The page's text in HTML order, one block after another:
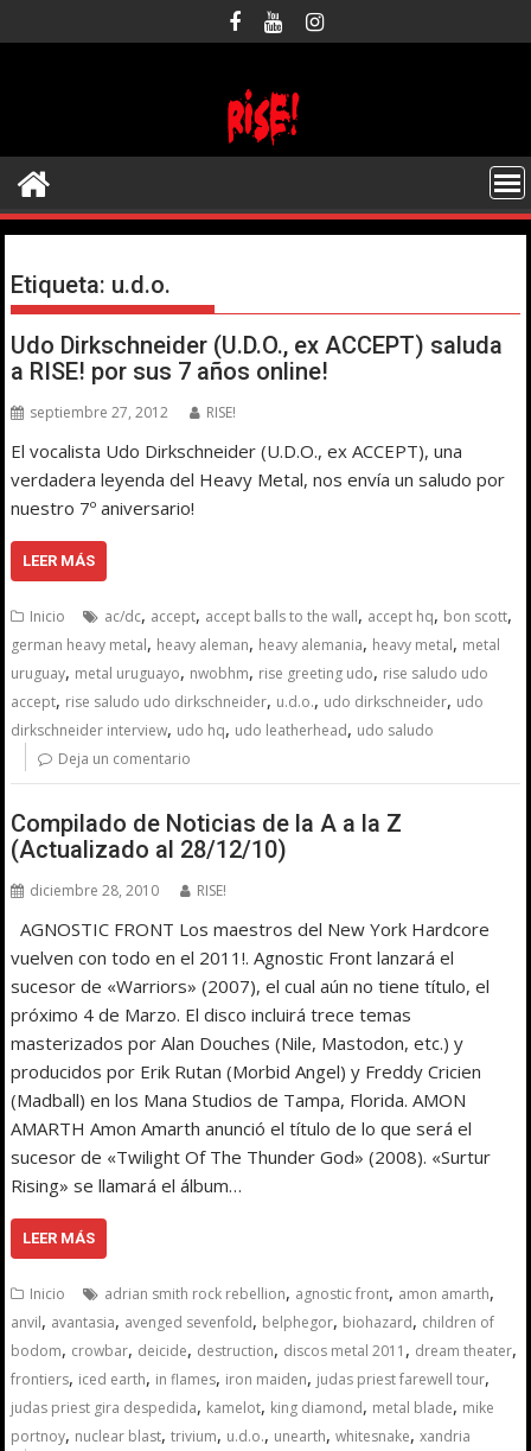
al
Etiqueta: u.d.o.
Udo Dirkschneider (U.D.O., ex ACCEPT) saluda
a RISE! por sus 7 años online!
septiembre 27, 2012 RISE!
El vocalista Udo Dirkschneider (U.D.O., ex ACCEPT), una
verdadera leyenda del Heavy Metal, nos envía un saludo por
nuestro 7º aniversario!
LEER MÁS
Inicio ac/dc, accept, accept balls to the wall, accept hq, bon scott,
german heavy metal, heavy aleman, heavy alemania, heavy metal, metal
uruguay, metal uruguayo, nwobhm, rise greeting udo, rise saludo udo
accept, rise saludo udo dirkschneider, u.d.o., udo dirkschneider, udo
dirkschneider interview, udo hq, udo leatherhead, udo saludo
Deja un comentario
Compilado de Noticias de la A a la Z
(Actualizado al 28/12/10)
diciembre 28, 2010 RISE!
AGNOSTIC FRONT Los maestros del New York Hardcore
vuelven con todo en el 2011!. Agnostic Front lanzará el
sucesor de «Warriors» (2007), el cual aún no tiene título, el
próximo 4 de Marzo. El disco incluirá trece temas
masterizados por Alan Douches (Nile, Mastodon, etc.) y
producidos por Erik Rutan (Morbid Angel) y Freddy Cricien
(Madball) en los Mana Studios de Tampa, Florida. AMON
AMARTH Amon Amarth anunció el título de lo que será el
sucesor de «Twilight Of The Thunder God» (2008). «Surtur
Rising» se llamará el álbum…
LEER MÁS
Inicio adrian smith rock rebellion, agnostic front, amon amarth,
anvil, avantasia, avenged sevenfold, belphegor, biohazard, children of
bodom, crowbar, deicide, destruction, discos metal 2011 , dream theater,
frontiers, iced earth, in flames, iron maiden, judas priest farewell tour,
judas priest gira despedida, kamelot, king diamond, metal blade, mike
portnoy, nuclear blast,trivium, u.d.o., unearth,whitesnake,xandria